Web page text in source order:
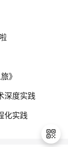
》
深度实践
化实践